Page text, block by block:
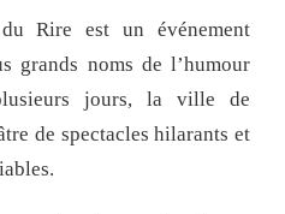
Rire est un événement
grands noms de l’humour
jours, la ville de
de spectacles hilarants et